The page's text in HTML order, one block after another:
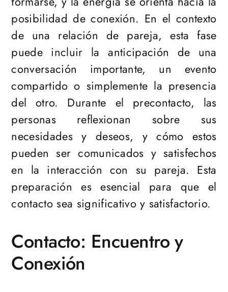
posibilidad de conexión. En el contexto
de una relación de pareja, esta fase
puede incluir la anticipación de una
conversación importante, un evento
compartido o simplemente la presencia
del otro. Durante el precontacto, las
personas reflexionan sobre sus
necesidades y deseos, y cómo estos
pueden ser comunicados y satisfechos
en la interacción con su pareja. Esta
preparación es esencial para que el
contacto sea significativo y satisfactorio.
Contacto: Encuentro y
Conexión